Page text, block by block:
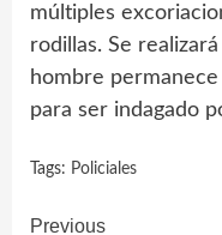
múltiples
rodillas. Se
hombre
para ser indagado
Tags: Policiales
Previous